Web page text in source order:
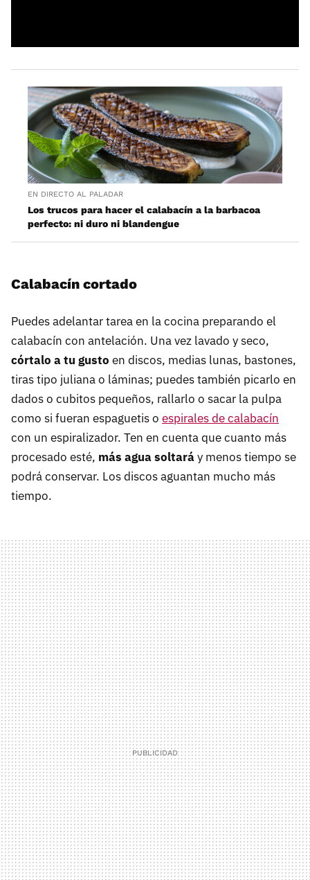
EN DIRECTO AL PALADAR
Los trucos para hacer el calabacín a la barbacoa
perfecto: ni duro ni blandengue
Calabacín cortado
Puedes adelantar tarea en la cocina preparando el
calabacín con antelación. Una vez lavado y seco,
córtalo a tu gusto en discos, medias lunas, bastones,
tiras tipo juliana o láminas; puedes también picarlo en
dados o cubitos pequeños, rallarlo o sacar la pulpa
como si fueran espaguetis o espirales de calabacín
con un espiralizador. Ten en cuenta que cuanto más
procesado esté, más agua soltaráy menos tiempo se
podrá conservar. Los discos aguantan mucho más
tiempo.